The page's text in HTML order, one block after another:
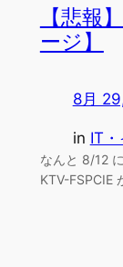
【悲報
ージ】
8月
in IT・
なんと 8/12
KTV-FSPCIE